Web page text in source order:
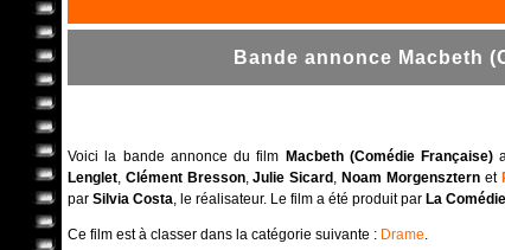
Bande annonce Macbeth
Voici la bande annonce du film Macbeth (Comédie Française)
Lenglet, Clément Bresson,Julie Sicard , Noam Morgenszternet
par Silvia Costa, le réalisateur. Le film a été produit par La
Ce film est à classer dans la catégorie suivante : Drame.